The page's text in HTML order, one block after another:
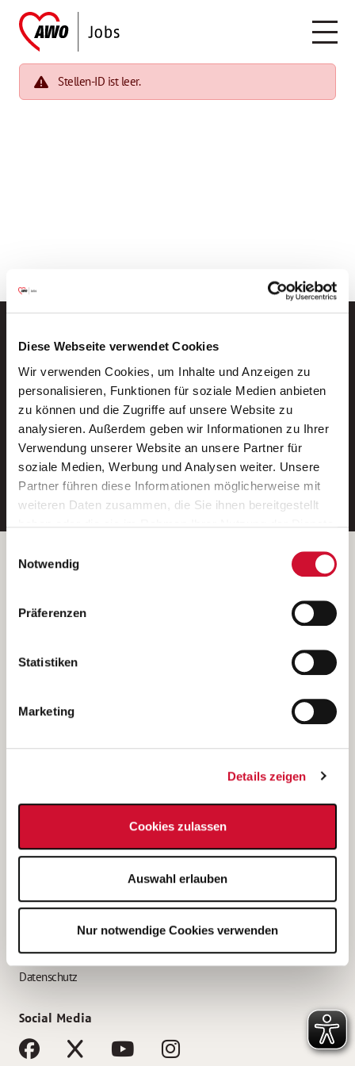
Diese Webseite verwendet Cookies
Wir verwenden Cookies, um Inhalte und Anzeigen zu
personalisieren, Funktionen für soziale Medien anbieten
zu können und die Zugriffe auf unsere Website zu
analysieren. Außerdem geben wir Informationen zu Ihrer
Verwendung unserer Website an unsere Partner für
soziale Medien, Werbung und Analysen weiter. Unsere
Partner führen diese Informationen möglicherweise mit
weiteren Daten zusammen, die Sie ihnen bereitgestellt
Wenn Sie auf „Cookies zulassen“ klicken, so stimmen
Sie der Speicherung sämtlicher Cookies zu. Sie können
Ihre Einwilligung selbstverständlich jederzeit widerrufen,
indem Sie die Cookie-Einstellungen aufrufen und diese
unsererDatenschutzerklärung
Notwendig
Präferenzen
Statistiken
Marketing
Details zeigen
Cookies zulassen
Auswahl erlauben
Nur notwendige Cookies verwenden
Stellen-ID ist leer.
Neue Stellen per E-Mail.
Ein kostenloser Service von AWO
Jobs.
E-Mail-Adresse eintragen
Betreiber der Webseite
Kantstraße 45a
(Ein Tochterunternehmen des AWO Bezirksverbandes Unterfranken
e.V.)
Bewerbung als Altenpflegehelfer*in
Bewerbung als Erzieher*in
AWO Gliederungen nach Bundesland
Impressum
Datenschutz
Social Media